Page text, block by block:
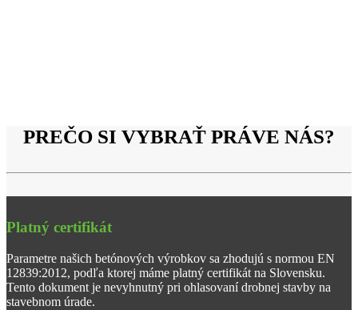
PREČO SI VYBRAŤ PRÁVE NÁS?
Platný certifikát
Parametre našich betónových výrobkov sa zhodujú s normou EN
12839:2012, podľa ktorej máme platný certifikát na Slovensku.
Tento dokument je nevyhnutný pri ohlasovaní drobnej stavby na
stavebnom úrade.